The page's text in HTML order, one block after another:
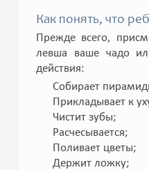
Как понять, что
Прежде всего,
левша ваше чадо
действия:
Собирает
Прикладывает к
Чистит зубы;
Расчесывается;
Поливает цветы;
Держит ложку;